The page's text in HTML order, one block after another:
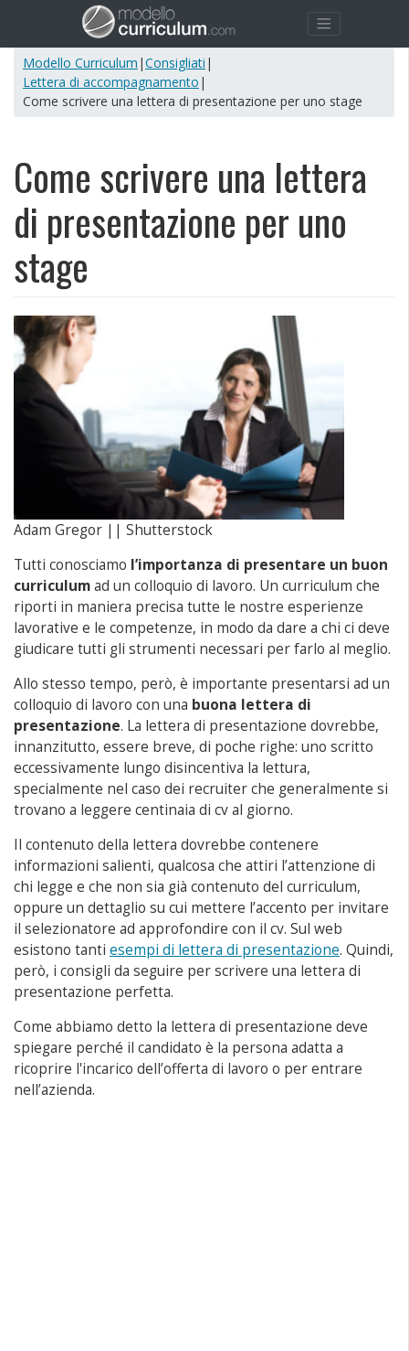
Modello Curriculum |Consigliati |
Lettera di accompagnamento |
Come scrivere una lettera di presentazione per uno stage
Come scrivere una lettera
di presentazione per uno
stage
Adam Gregor || Shutterstock
Tutti conosciamo l’importanza di presentare un buon
curriculumad un colloquio di lavoro. Un curriculum che
riporti in maniera precisa tutte le nostre esperienze
lavorative e le competenze, in modo da dare a chi ci deve
giudicare tutti gli strumenti necessari per farlo al meglio.
Allo stesso tempo, però, è importante presentarsi ad un
colloquio di lavoro con una buona lettera di
presentazione. La lettera di presentazione dovrebbe,
innanzitutto, essere breve, di poche righe: uno scritto
eccessivamente lungo disincentiva la lettura,
specialmente nel caso dei recruiter che generalmente si
trovano a leggere centinaia di cv al giorno.
Il contenuto della lettera dovrebbe contenere
informazioni salienti, qualcosa che attiri l’attenzione di
chi legge e che non sia già contenuto del curriculum,
oppure un dettaglio su cui mettere l’accento per invitare
il selezionatore ad approfondire con il cv. Sul web
esistono tanti esempi di lettera di presentazione. Quindi,
però, i consigli da seguire per scrivere una lettera di
presentazione perfetta.
Come abbiamo detto la lettera di presentazione deve
spiegare perché il candidato è la persona adatta a
ricoprire l'incarico dell’offerta di lavoro o per entrare
nell’azienda.